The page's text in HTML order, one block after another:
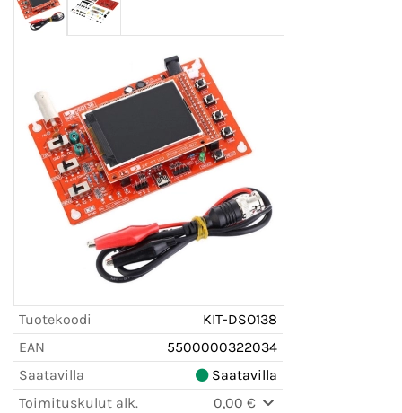
Tuotekoodi
KIT-DSO138
EAN
5500000322034
Saatavilla
Saatavilla
Toimituskulut alk.
0,00 €